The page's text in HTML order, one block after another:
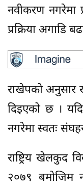
नवीकरण नगरेमा
प्रक्रिया अगाडि
राखेपको अनुसार
दिइएको छ ।
नगरेमा स्वतः
राष्ट्रिय खेलकुद
२०७९ बमोजिम